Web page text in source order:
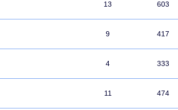
13 603
9 417
4 333
11 474